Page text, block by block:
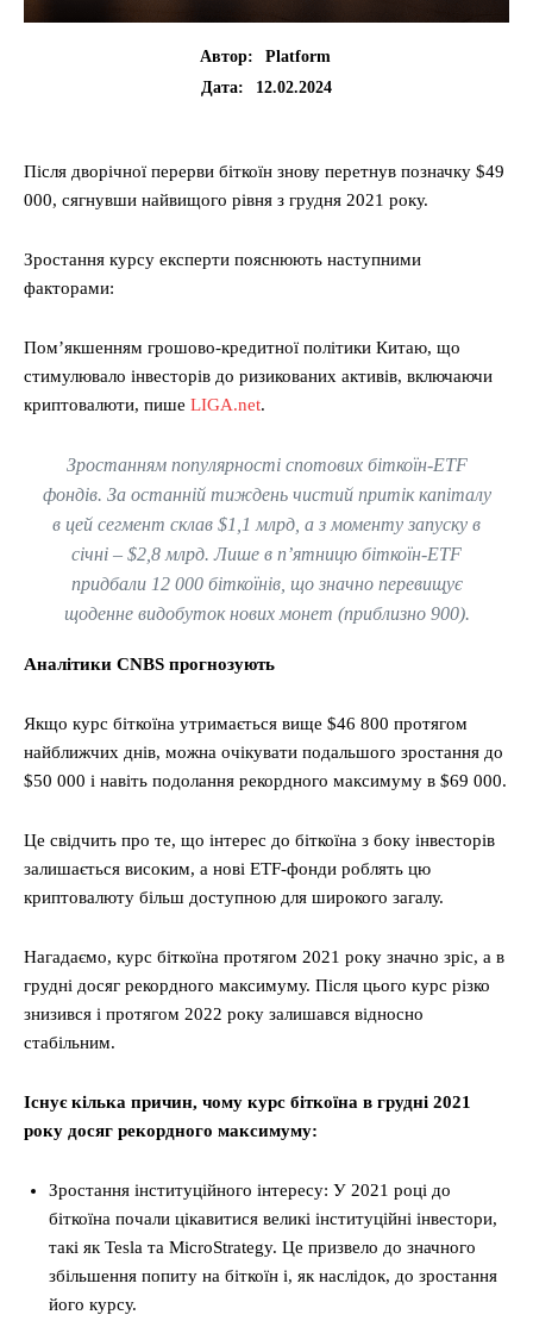
Автор:
Platform
Дата:
12.02.2024
Після дворічної перерви біткоїн знову перетнув позначку $49
000, сягнувши найвищого рівня з грудня 2021 року.
Зростання курсу експерти пояснюють наступними
факторами:
Пом’якшенням грошово-кредитної політики Китаю, що
стимулювало інвесторів до ризикованих активів, включаючи
криптовалюти, пише LIGA.net.
Зростанням популярності спотових біткоїн-ETF
фондів. За останній тиждень чистий притік капіталу
в цей сегмент склав $1,1 млрд, а з моменту запуску в
січні – $2,8 млрд. Лише в п’ятницю біткоїн-ETF
придбали 12 000 біткоїнів, що значно перевищує
щоденне видобуток нових монет (приблизно 900).
Аналітики CNBS прогнозують
Якщо курс біткоїна утримається вище $46 800 протягом
найближчих днів, можна очікувати подальшого зростання до
$50 000 і навіть подолання рекордного максимуму в $69 000.
Це свідчить про те, що інтерес до біткоїна з боку інвесторів
залишається високим, а нові ETF-фонди роблять цю
криптовалюту більш доступною для широкого загалу.
Нагадаємо, курс біткоїна протягом 2021 року значно зріс, а в
грудні досяг рекордного максимуму. Після цього курс різко
знизився і протягом 2022 року залишався відносно
стабільним.
Існує кілька причин, чому курс біткоїна в грудні 2021
року досяг рекордного максимуму:
Зростання інституційного інтересу: У 2021 році до
біткоїна почали цікавитися великі інституційні інвестори,
такі як Tesla та MicroStrategy. Це призвело до значного
збільшення попиту на біткоїн і, як наслідок, до зростання
його курсу.